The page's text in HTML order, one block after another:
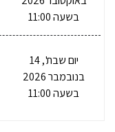
בשעה 11:00
יום שבת', 14
בנובמבר 2026
בשעה 11:00